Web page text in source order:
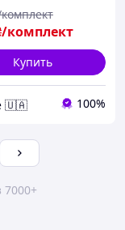
комплект
Купить
🇺🇦 100%
7000+